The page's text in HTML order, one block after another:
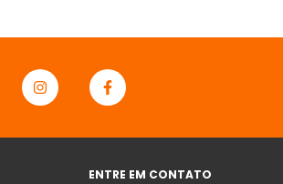
ENTRE EM CONTATO